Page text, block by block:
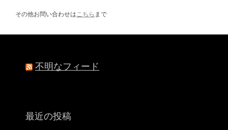
その他お問い合わせはこちら まで
不明なフィード
最近の投稿